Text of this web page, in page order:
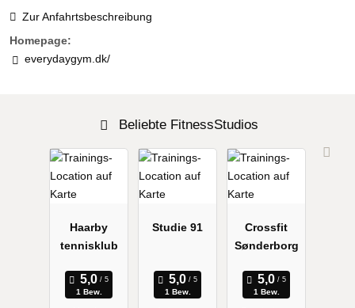
Zur Anfahrtsbeschreibung
Homepage:
everydaygym.dk/
Beliebte FitnessStudios
Haarby
tennisklub
1 Bew.
Studie 91
1 Bew.
Crossfit
Sønderborg
1 Bew.